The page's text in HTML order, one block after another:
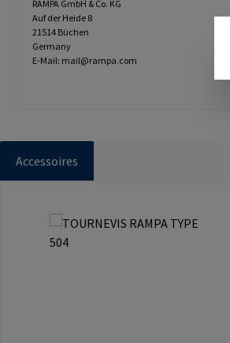
RAMPA GmbH & Co. KG
Auf der Heide 8
21514 Büchen
Germany
E-Mail: mail@rampa.com
Accessoires